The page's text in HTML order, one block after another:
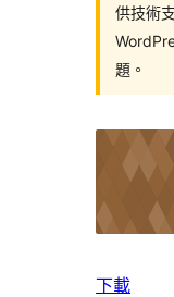
供技術
題。
下載